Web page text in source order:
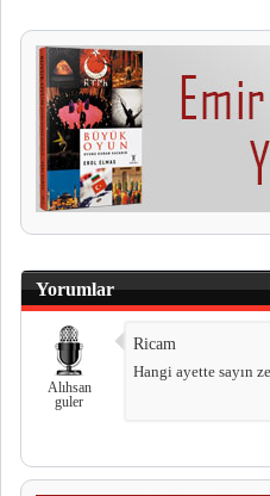
Yorumlar
Alıhsan
guler
Ricam
Hangi ayette sayın